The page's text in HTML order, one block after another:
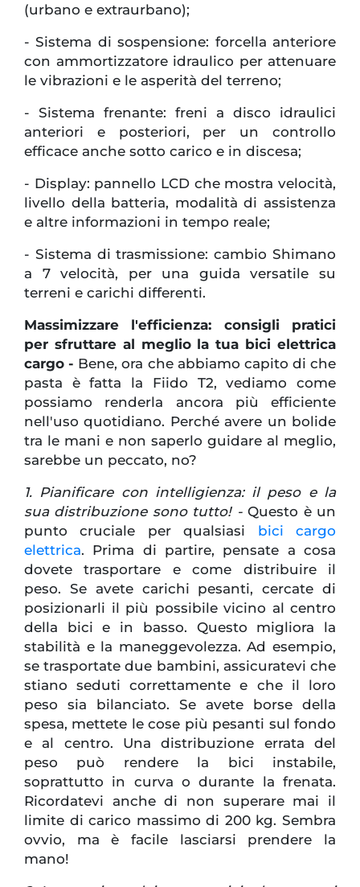
(urbano e extraurbano);
- Sistema di sospensione: forcella anteriore
con ammortizzatore idraulico per attenuare
le vibrazioni e le asperità del terreno;
- Sistema frenante: freni a disco idraulici
anteriori e posteriori, per un controllo
efficace anche sotto carico e in discesa;
- Display: pannello LCD che mostra velocità,
livello della batteria, modalità di assistenza
e altre informazioni in tempo reale;
- Sistema di trasmissione: cambio Shimano
a 7 velocità, per una guida versatile su
terreni e carichi differenti.
Massimizzare l'efficienza: consigli pratici
per sfruttare al meglio la tua bici elettrica
cargo - Bene, ora che abbiamo capito di che
pasta è fatta la Fiido T2, vediamo come
possiamo renderla ancora più efficiente
nell'uso quotidiano. Perché avere un bolide
tra le mani e non saperlo guidare al meglio,
sarebbe un peccato, no?
1. Pianificare con intelligienza: il peso e la
sua distribuzione sono tutto! -Questo è un
punto cruciale per qualsiasi bici cargo
elettrica. Prima di partire, pensate a cosa
dovete trasportare e come distribuire il
peso. Se avete carichi pesanti, cercate di
posizionarli il più possibile vicino al centro
della bici e in basso. Questo migliora la
stabilità e la maneggevolezza. Ad esempio,
se trasportate due bambini, assicuratevi che
stiano seduti correttamente e che il loro
peso sia bilanciato. Se avete borse della
spesa, mettete le cose più pesanti sul fondo
e al centro. Una distribuzione errata del
peso può rendere la bici instabile,
soprattutto in curva o durante la frenata.
Ricordatevi anche di non superare mai il
limite di carico massimo di 200 kg. Sembra
ovvio, ma è facile lasciarsi prendere la
mano!